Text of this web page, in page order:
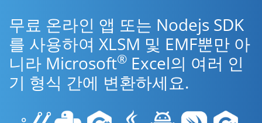
무료 온라인 앱 또는 Nodejs SDK
를 사용하여 XLSM 및 EMF뿐만 아
니라 Microsoft® Excel의 여러 인
기 형식 간에 변환하세요.